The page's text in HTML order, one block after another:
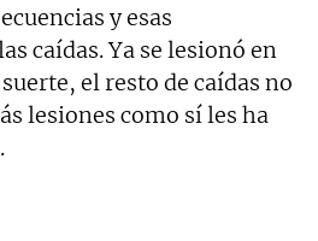
y esas
caídas. Ya se lesionó en
el resto de caídas no
lesiones como sí les ha